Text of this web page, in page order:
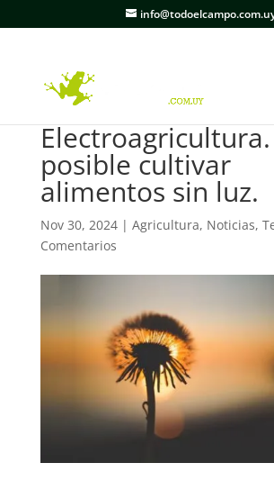
Electroagricultura.
posible cultivar
alimentos sin luz.
Nov 30, 2024| Agricultura, Noticias,
Comentarios